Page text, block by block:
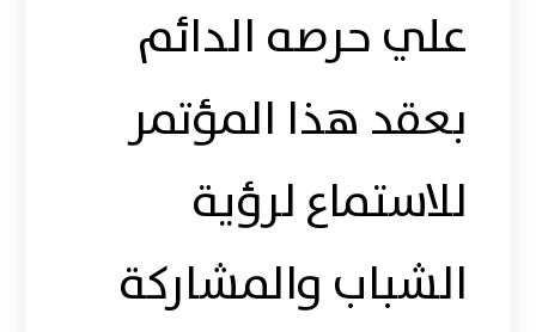
علي حرصه الدائم
بعقد هذا المؤتمر
للاستماع لرؤية
الشباب والمشاركة